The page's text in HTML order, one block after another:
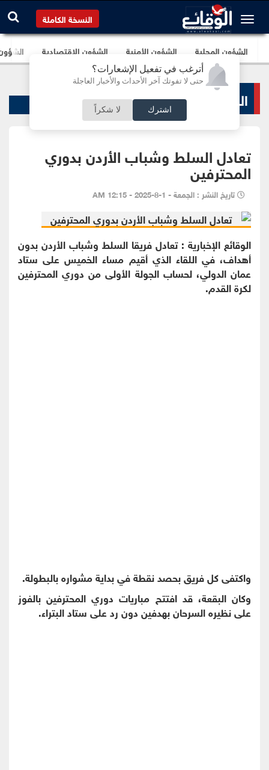
أترغب في تفعيل الإشعارات؟
حتى لا تفوتك آخر الأحداث والأخبار العاجلة
اشترك لا شكراً
النسخة الكاملة
الشؤون المحلية الشؤون الأمنية الشؤون الإقتصادية
الرياضة المحلية
تعادل السلط وشباب الأردن بدوري
المحترفين
تاريخ النشر : الجمعة - 1-8-2025 - 12:15 AM
الوقائعالإخبارية : تعادل فريقا السلط وشباب الأردن بدون
أهداف، في اللقاء الذي أقيم مساء الخميس على ستاد
عمان الدولي، لحساب الجولة الأولى من دوري المحترفين
لكرة القدم.
واكتفى كل فريق بحصد نقطة في بداية مشواره بالبطولة.
وكان البقعة، قد افتتح مباريات دوري المحترفين بالفوز
على نظيره السرحان بهدفين دون رد على ستاد البتراء.